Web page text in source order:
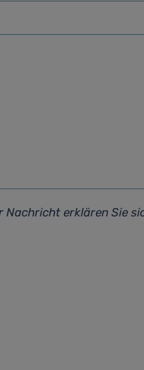
Nachricht erklären Sie